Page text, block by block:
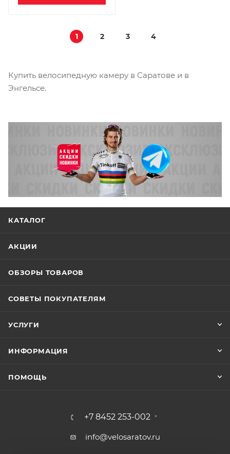
1 2 3 4
Купить велосипедную камеру в Саратове и в
Энгельсе.
КАТАЛОГ
АКЦИИ
ОБЗОРЫ ТОВАРОВ
СОВЕТЫ ПОКУПАТЕЛЯМ
УСЛУГИ
ИНФОРМАЦИЯ
ПОМОЩЬ
+7 8452 253-002
info@velosaratov.ru